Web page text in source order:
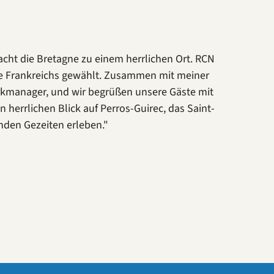
die Bretagne zu einem herrlichen Ort. RCN
Frankreichs gewählt. Zusammen mit meiner
und wir begrüßen unsere Gäste mit
herrlichen Blick auf Perros-Guirec, das Saint-
Gezeiten erleben."